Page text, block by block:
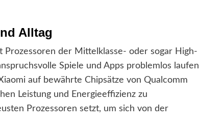
Alltag
der Mittelklasse- oder sogar High-
Spiele und Apps problemlos laufen
auf bewährte Chipsätze von Qualcomm
Leistung und Energieeffizienz zu
Prozessoren setzt, um sich von der